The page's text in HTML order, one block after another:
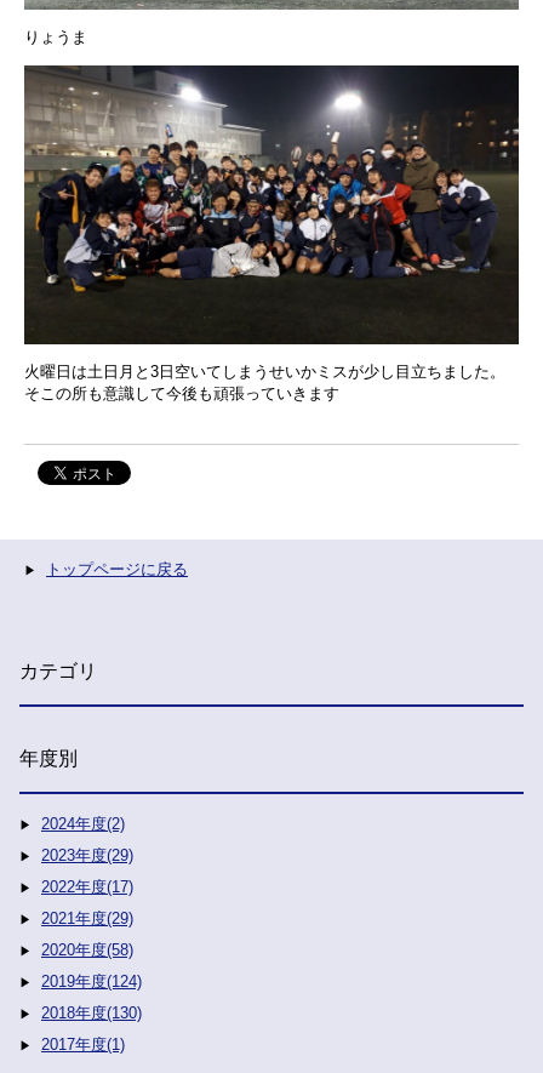
りょうま
火曜日は土日月と3日空いてしまうせいかミスが少し目立ちました。
そこの所も意識して今後も頑張っていきます
トップページに戻る
カテゴリ
年度別
2024年度(2)
2023年度(29)
2022年度(17)
2021年度(29)
2020年度(58)
2019年度(124)
2018年度(130)
2017年度(1)